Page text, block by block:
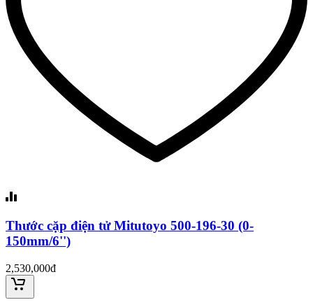
Thước cặp điện tử Mitutoyo 500-196-30 (0-
150mm/6'')
2,530,000đ